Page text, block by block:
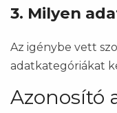
3. Milyen
Az igénybe vett
adatkategóriákat
Azonosító